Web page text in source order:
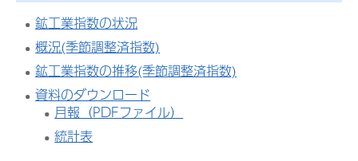
鉱工業指数の状況
概況(季節調整済指数)
鉱工業指数の推移(季節調整済指数)
資料のダウンロード
月報（PDFファイル）
統計表